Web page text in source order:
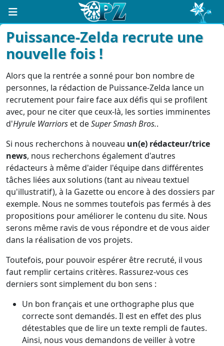
Puissance-Zelda recrute une
nouvelle fois !
Alors que la rentrée a sonné pour bon nombre de
personnes, la rédaction de Puissance-Zelda lance un
recrutement pour faire face aux défis qui se profilent
avec, pour ne citer que ceux-là, les sorties imminentes
d'Hyrule Warriors et deSuper Smash Bros..
Si nous recherchons à nouveau un(e) rédacteur/trice
news, nous recherchons également d'autres
rédacteurs à même d'aider l'équipe dans différentes
tâches liées aux solutions (tant au niveau textuel
qu'illustratif), à la Gazette ou encore à des dossiers par
exemple. Nous ne sommes toutefois pas fermés à des
propositions pour améliorer le contenu du site. Nous
serons même ravis de vous répondre et de vous aider
dans la réalisation de vos projets.
Toutefois, pour pouvoir espérer être recruté, il vous
faut remplir certains critères. Rassurez-vous ces
derniers sont simplement du bon sens :
Un bon français et une orthographe plus que
correcte sont demandés. Il est en effet des plus
détestables que de lire un texte rempli de fautes.
Ainsi, nous vous demandons de veiller à votre